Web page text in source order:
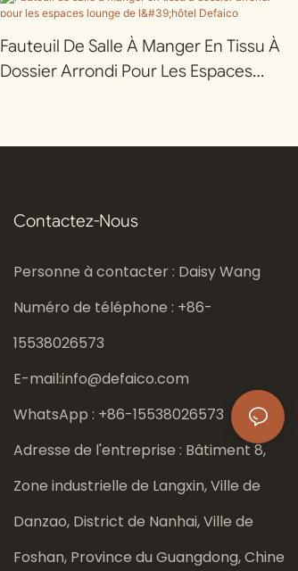
Fauteuil De Salle À Manger En Tissu À
Dossier Arrondi Pour Les Espaces
Contactez-Nous
Personne à contacter : Daisy Wang
Numéro de téléphone : +86-
15538026573
E-mail:info@defaico.com
WhatsApp : +86-15538026573
Adresse de l'entreprise : Bâtiment 8,
Zone industrielle de Langxin, Ville de
Danzao, District de Nanhai, Ville de
Foshan, Province du Guangdong, Chine